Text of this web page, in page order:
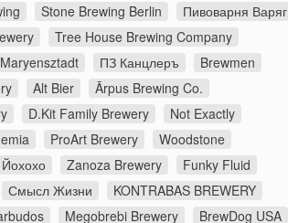
Stone Brewing Berlin
Пивоварня Варяг
Tree House Brewing Company
Maryensztadt ПЗ Канцлеръ
Brewmen
Alt Bier
Ārpus Brewing Co.
D.Kit Family Brewery
Not Exactly
ProArt Brewery
Woodstone
Zanoza Brewery
Funky Fluid
Смысл Жизни
KONTRABAS BREWERY
Megobrebi Brewery
BrewDog USA